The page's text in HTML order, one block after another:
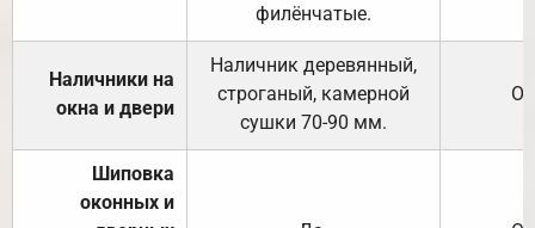
филёнчатые.
Наличники на
окна и двери
Наличник деревянный,
строганый, камерной
сушки 70-90 мм.
Шиповка
оконных и